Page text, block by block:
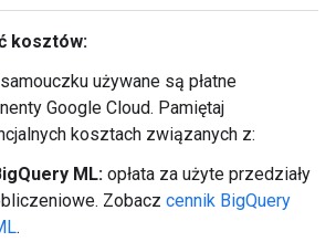
kosztów:
używane są płatne
Google Cloud. Pamiętaj
kosztach związanych z:
ML: opłata za użyte przedziały
Zobacz cennik BigQuery
.